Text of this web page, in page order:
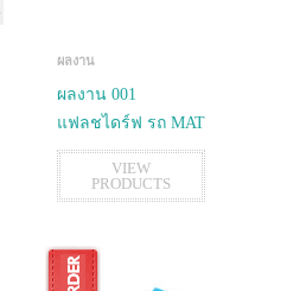
ผลงาน
ผลงาน 001
แฟลชไดร์ฟ รถ MAT
VIEW
PRODUCTS